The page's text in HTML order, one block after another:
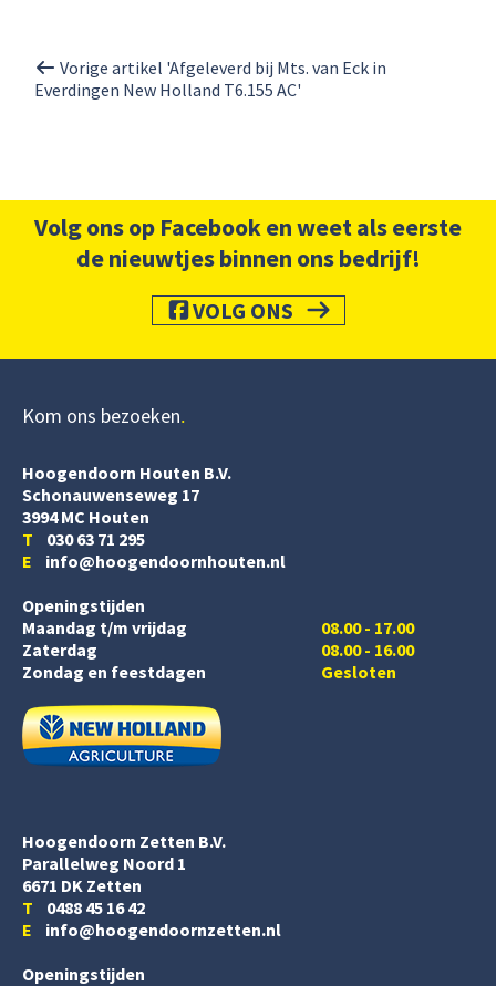
Vorige artikel 'Afgeleverd bij Mts. van Eck in
Everdingen New Holland T6.155 AC'
Volg ons op Facebook en weet als eerste
de nieuwtjes binnen ons bedrijf!
VOLG ONS
Kom ons bezoeken
Hoogendoorn Houten B.V.
Schonauwenseweg 17
3994 MC Houten
T 030 63 71 295
E info@hoogendoornhouten.nl
Openingstijden
Maandag t/m vrijdag
Zaterdag
08.00 - 17.00
08.00 - 16.00
Zondag en feestdagen
Gesloten
Hoogendoorn Zetten B.V.
Parallelweg Noord 1
6671 DK Zetten
T 0488 45 16 42
E info@hoogendoornzetten.nl
Openingstijden